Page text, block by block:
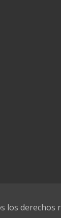
los derechos